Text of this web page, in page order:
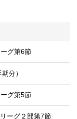
グ第6節
分）
グ第5節
ーグ２部第7節